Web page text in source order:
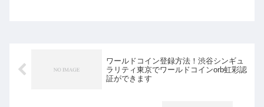
ワールドコイン登録方法！渋谷シンギュ
ラリティ東京でワールドコインorb虹彩認
証ができます